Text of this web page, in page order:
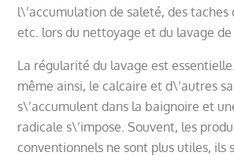
l\’accumulation de saleté, des taches
etc. lors du nettoyage et du lavage de
La régularité du lavage est
même ainsi, le calcaire et d\’autres
s\’accumulent dans la baignoire et
radicale s\’impose. Souvent, les
conventionnels ne sont plus utiles, ils